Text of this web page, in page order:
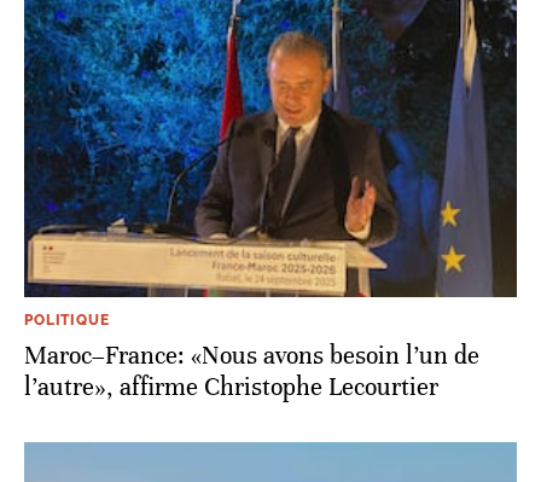
POLITIQUE
Maroc–France: «Nous avons besoin l’un de
l’autre», affirme Christophe Lecourtier